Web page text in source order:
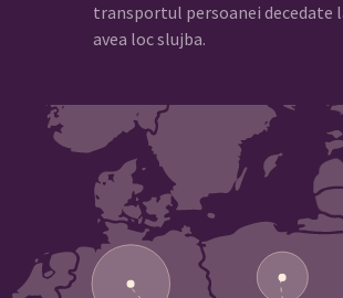
transportul persoanei decedate
avea loc slujba.